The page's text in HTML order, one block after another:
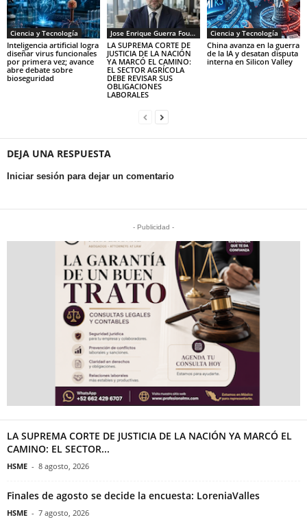
Ciencia y Tecnología
Inteligencia artificial logra
diseñar virus funcionales
por primera vez; avance
abre debate sobre
bioseguridad
Jose Enrique Guerra Fourcade
LA SUPREMA CORTE DE
JUSTICIA DE LA NACIÓN
YA MARCÓ EL CAMINO:
EL SECTOR AGRÍCOLA
DEBE REVISAR SUS
OBLIGACIONES
LABORALES
Ciencia y Tecnología
China avanza en la guerra
de la IA y desatan disputa
interna en Silicon Valley
DEJA UNA RESPUESTA
Iniciar sesión para dejar un comentario
- Publicidad -
LA SUPREMA CORTE DE JUSTICIA DE LA NACIÓN YA MARCÓ EL
CAMINO: EL SECTOR...
HSME - 8 agosto, 2026
Finales de agosto se decide la encuesta: LoreniaValles
HSME - 7 agosto, 2026